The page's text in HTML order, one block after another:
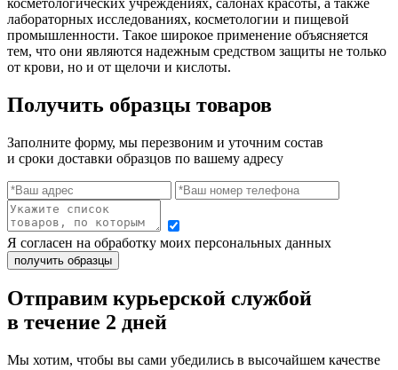
лабораторных исследованиях, косметологии и пищевой
промышленности. Такое широкое применение объясняется
тем, что они являются надежным средством защиты не только
от крови, но и от щелочи и кислоты.
Получить образцы товаров
Заполните форму, мы перезвоним и уточним состав
и сроки доставки образцов по вашему адресу
Я согласен на обработку моих персональных данных
Отправим курьерской службой
в течение 2 дней
Мы хотим, чтобы вы сами убедились в высочайшем качестве